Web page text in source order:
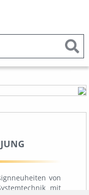
von
mit